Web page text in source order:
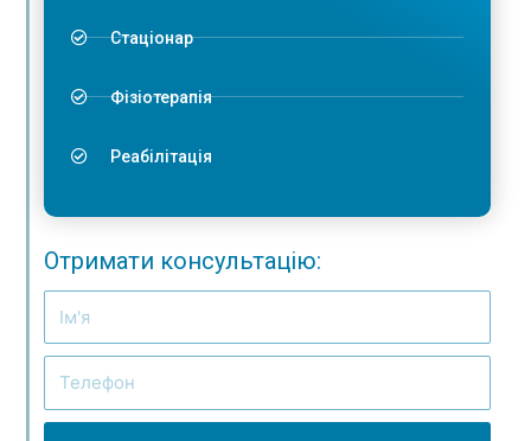
Стаціонар
Фізіотерапія
Реабілітація
Отримати консультацію: